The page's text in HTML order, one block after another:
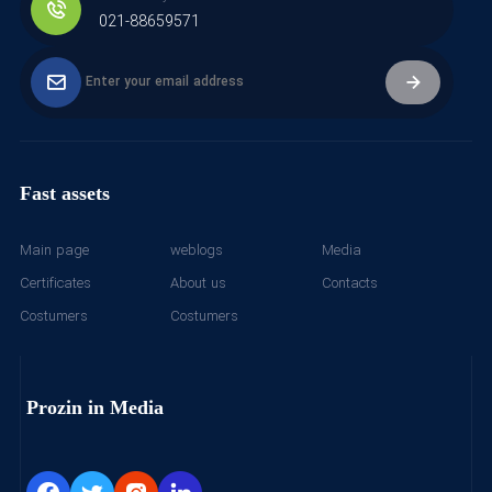
021-88659571
Fast assets
Main page weblogs
Media
Certificates
About us
Contacts
Costumers
Costumers
Prozin in Media